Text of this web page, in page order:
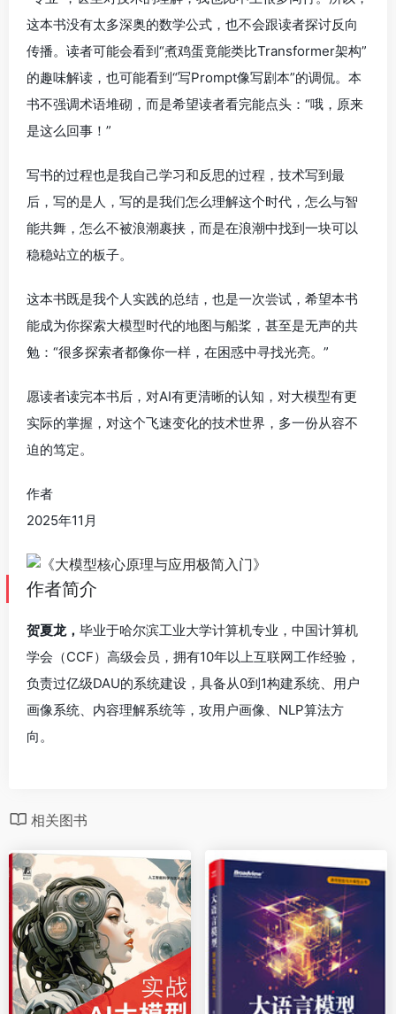
这本书没有太多深奥的数学公式，也不会跟读者探讨反向
传播。读者可能会看到“煮鸡蛋竟能类比Transformer架构”
的趣味解读，也可能看到“写Prompt像写剧本”的调侃。本
书不强调术语堆砌，而是希望读者看完能点头：“哦，原来
是这么回事！”
写书的过程也是我自己学习和反思的过程，技术写到最
后，写的是人，写的是我们怎么理解这个时代，怎么与智
能共舞，怎么不被浪潮裹挟，而是在浪潮中找到一块可以
稳稳站立的板子。
这本书既是我个人实践的总结，也是一次尝试，希望本书
能成为你探索大模型时代的地图与船桨，甚至是无声的共
勉：“很多探索者都像你一样，在困惑中寻找光亮。”
愿读者读完本书后，对AI有更清晰的认知，对大模型有更
实际的掌握，对这个飞速变化的技术世界，多一份从容不
迫的笃定。
作者
2025年11月
作者简介
贺夏龙， 毕业于哈尔滨工业大学计算机专业，中国计算机
学会（CCF）高级会员，拥有10年以上互联网工作经验，
负责过亿级DAU的系统建设，具备从0到1构建系统、用户
画像系统、内容理解系统等，攻用户画像、NLP算法方
向。
相关图书